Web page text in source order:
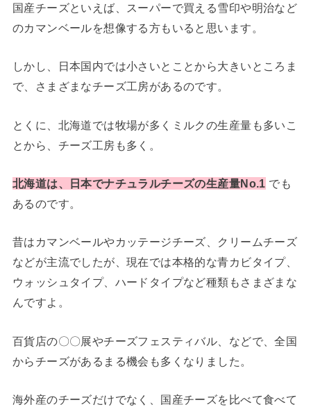
国産チーズといえば、スーパーで買える雪印や明治など
のカマンベールを想像する方もいると思います。
しかし、日本国内では小さいとことから大きいところま
で、さまざまなチーズ工房があるのです。
とくに、北海道では牧場が多くミルクの生産量も多いこ
とから、チーズ工房も多く。
北海道は、日本でナチュラルチーズの生産量No.1 でも
あるのです。
昔はカマンベールやカッテージチーズ、クリームチーズ
などが主流でしたが、現在では本格的な青カビタイプ、
ウォッシュタイプ、ハードタイプなど種類もさまざまな
んですよ。
百貨店の〇〇展やチーズフェスティバル、などで、全国
からチーズがあるまる機会も多くなりました。
海外産のチーズだけでなく、国産チーズを比べて食べて